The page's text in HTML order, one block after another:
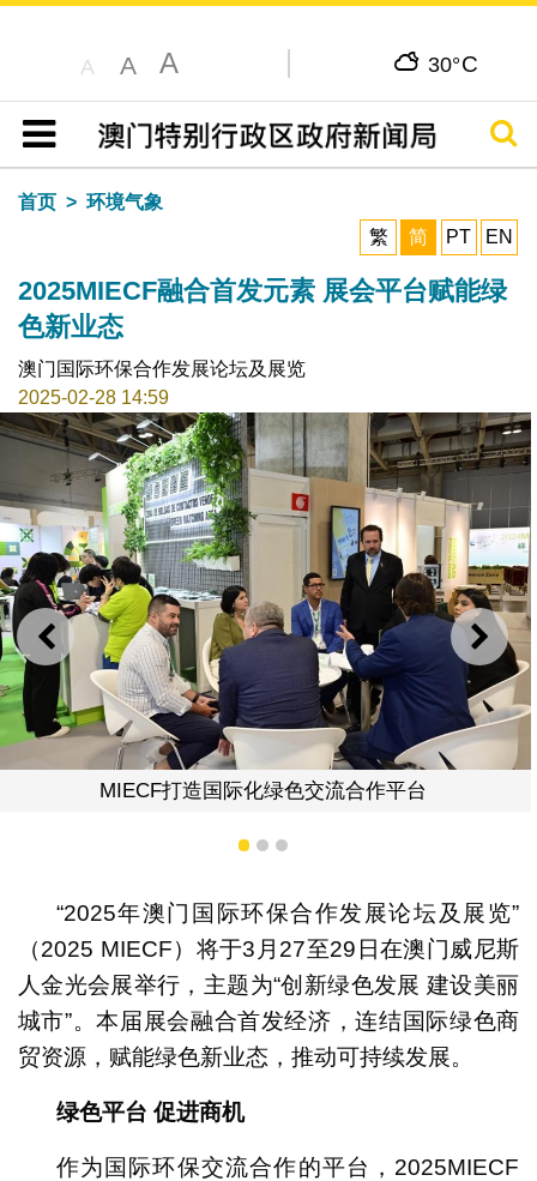
A A A 30°C
目录
搜寻
首页
环境气象
繁
简 PT EN
2025MIECF融合首发元素 展会平台赋能绿
色新业态
澳门国际环保合作发展论坛及展览
2025-02-28 14:59
上一则 下一
国际化绿色交流合作平台
1 2 3
“2025年澳门国际环保合作发展论坛及展览”
（2025 MIECF）将于3月27至29日在澳门威尼斯
人金光会展举行，主题为“创新绿色发展 建设美丽
城市”。本届展会融合首发经济，连结国际绿色商
贸资源，赋能绿色新业态，推动可持续发展。
绿色平台 促进商机
作为国际环保交流合作的平台，2025MIECF